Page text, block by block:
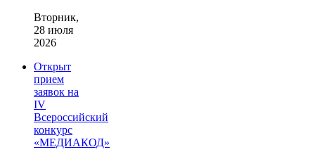
Вторник,
28 июля
2026
Открыт
прием
заявок на
IV
Всероссийский
конкурс
«МЕДИАКОД»